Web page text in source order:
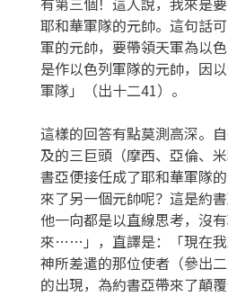
耶和華軍隊的元帥。這句話
軍的元帥，要帶領天軍為以
是作以色列軍隊的元帥，因
軍隊」（出十二41）。
這樣的回答有點莫測高深。
及的三巨頭（摩西、亞倫、
書亞便接任成了耶和華軍隊
來了另一個元帥呢？這是約
他一向都是以直線思考，沒
來……」，直譯是：「現在
神所差遣的那位使者（參出
的出現，為約書亞帶來了顛覆